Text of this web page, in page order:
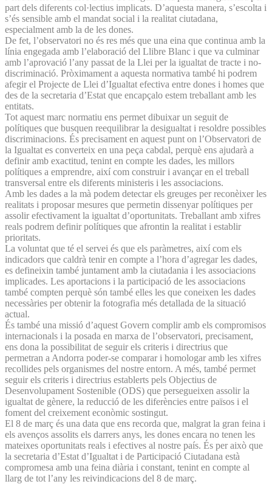
part dels diferents col·lectius implicats. D’aquesta manera, s’escolta i
s’és sensible amb el mandat social i la realitat ciutadana,
especialment amb la de les dones.
De fet, l’observatori no és res més que una eina que continua amb la
línia engegada amb l’elaboració del Llibre Blanc i que va culminar
amb l’aprovació l’any passat de la Llei per la igualtat de tracte i no-
discriminació. Pròximament a aquesta normativa també hi podrem
afegir el Projecte de Llei d’Igualtat efectiva entre dones i homes que
des de la secretaria d’Estat que encapçalo estem treballant amb les
entitats.
Tot aquest marc normatiu ens permet dibuixar un seguit de
polítiques que busquen reequilibrar la desigualtat i resoldre possibles
discriminacions. És precisament en aquest punt on l’Observatori de
la Igualtat es converteix en una peça cabdal, perquè ens ajudarà a
definir amb exactitud, tenint en compte les dades, les millors
polítiques a emprendre, així com construir i avançar en el treball
transversal entre els diferents ministeris i les associacions.
Amb les dades a la mà podem detectar els greuges per reconèixer les
realitats i proposar mesures que permetin dissenyar polítiques per
assolir efectivament la igualtat d’oportunitats. Treballant amb xifres
reals podrem definir polítiques que afrontin la realitat i establir
prioritats.
La voluntat que té el servei és que els paràmetres, així com els
indicadors que caldrà tenir en compte a l’hora d’agregar les dades,
es defineixin també juntament amb la ciutadania i les associacions
implicades. Les aportacions i la participació de les associacions
també compten perquè són també elles les que coneixen les dades
necessàries per obtenir la fotografia més detallada de la situació
actual.
És també una missió d’aquest Govern complir amb els compromisos
internacionals i la posada en marxa de l’observatori, precisament,
ens dona la possibilitat de seguir els criteris i directrius que
permetran a Andorra poder-se comparar i homologar amb les xifres
recollides pels organismes del nostre entorn. A més, també permet
seguir els criteris i directrius establerts pels Objectius de
Desenvolupament Sostenible (ODS) que persegueixen assolir la
igualtat de gènere, la reducció de les diferències entre països i el
foment del creixement econòmic sostingut.
El 8 de març és una data que ens recorda que, malgrat la gran feina i
els avenços assolits els darrers anys, les dones encara no tenen les
mateixes oportunitats reals i efectives al nostre país. És per això que
la secretaria d’Estat d’Igualtat i de Participació Ciutadana està
compromesa amb una feina diària i constant, tenint en compte al
llarg de tot l’any les reivindicacions del 8 de març.